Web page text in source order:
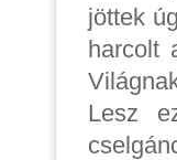
jöttek
harcolt
Lesz